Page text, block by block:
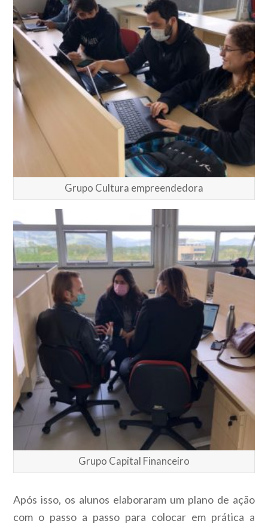
Grupo Cultura empreendedora
Grupo Capital Financeiro
Após isso, os alunos elaboraram um plano de ação
com o passo a passo para colocar em prática a